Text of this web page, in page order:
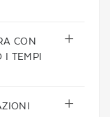
CON
I TEMPI